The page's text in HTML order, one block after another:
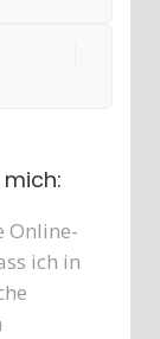
Online-
ich in